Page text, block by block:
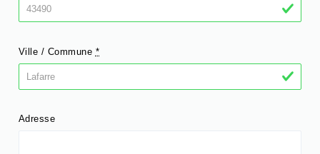
Ville / Commune *
Adresse